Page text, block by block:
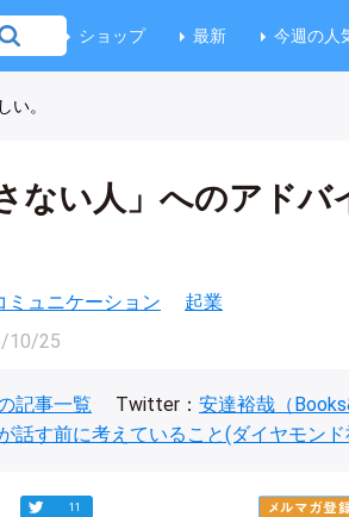
ショップ 最新 今週の人
い。
ない人」へのアドバ
ミュニケーション
起業
10/25
記事一覧 Twitter： 安達裕哉（
話す前に考えていること(ダイヤモン
11